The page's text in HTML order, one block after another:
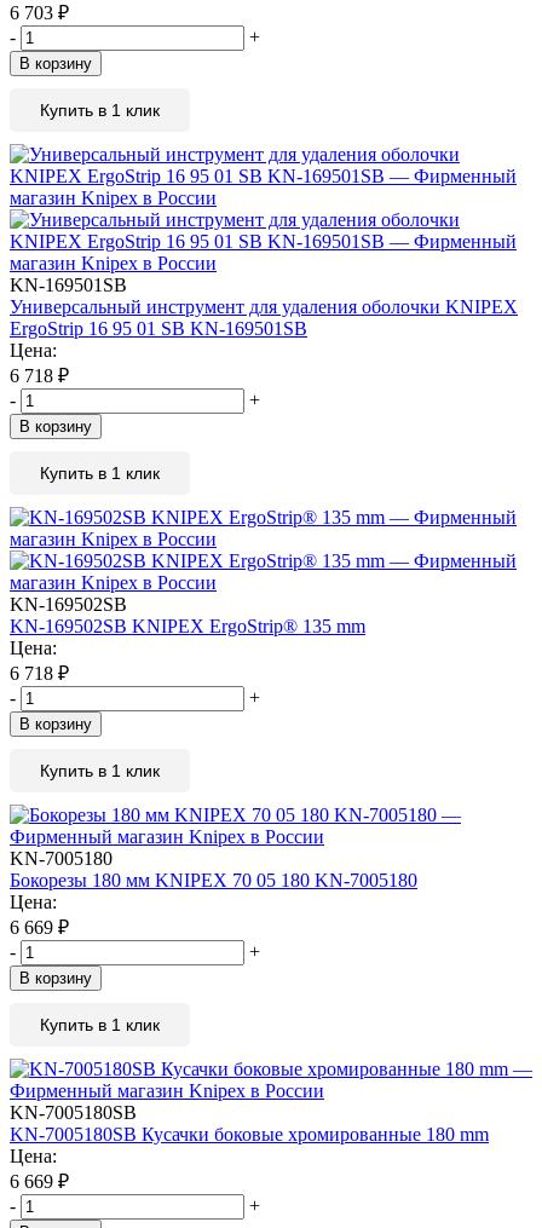
6 703 ₽
-
+
В корзину
Купить в 1 клик
KN-169501SB
Универсальный инструмент для удаления оболочки KNIPEX
ErgoStrip 16 95 01 SB KN-169501SB
Цена:
6 718 ₽
-
+
В корзину
Купить в 1 клик
KN-169502SB
KN-169502SB KNIPEX ErgoStrip® 135 mm
Цена:
6 718 ₽
-
+
В корзину
Купить в 1 клик
KN-7005180
Бокорезы 180 мм KNIPEX 70 05 180 KN-7005180
Цена:
6 669 ₽
-
+
В корзину
Купить в 1 клик
KN-7005180SB
KN-7005180SB Кусачки боковые хромированные 180 mm
Цена:
6 669 ₽
-
+